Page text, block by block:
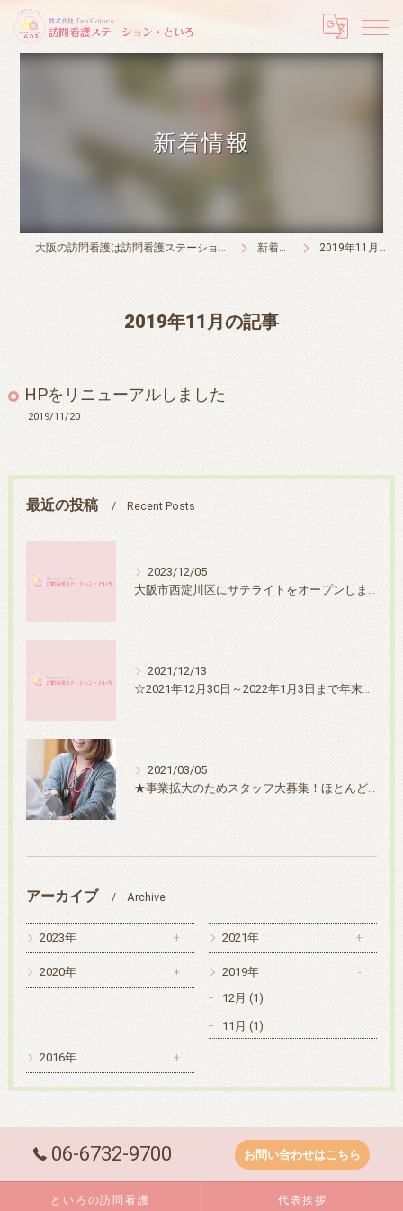
新着情報
大阪の訪問看護は訪問看護ステーション・といろ 新着情報 2019年11月の記事
2019年11月の記事
HPをリニューアルしました
2019/11/20
最近の投稿 Recent Posts
2023/12/05
大阪市西淀川区にサテライトをオープンしました！
2021/12/13
☆2021年12月30日～2022年1月3日まで年末年始休業させていただきます☆
2021/03/05
★事業拡大のためスタッフ大募集！ほとんど募集をしないので今がチャンスです♪
アーカイブ Archive
2023年 2021年
2020年
2019年
12月 (1)
11月 (1)
2016年
06-6732-9700 お問い合わせはこちら
といろの訪問看護 代表挨拶